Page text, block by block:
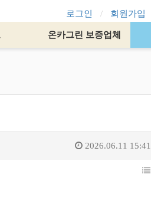
로그인 회원가입
온카그린 보증업체
2026.06.11 15:41